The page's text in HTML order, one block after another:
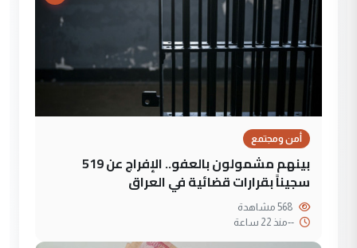
أمن ومجتمع
بينهم مشمولون بالعفو.. الإفراج عن 519
سجيناً بقرارات قضائية في العراق
--منذ 22 ساعة